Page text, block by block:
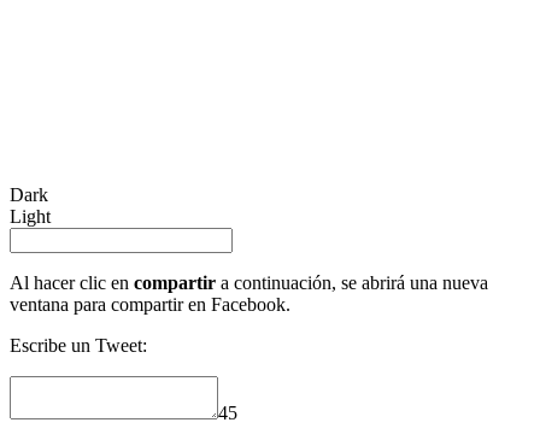
Dark
Light
Al hacer clic en compartir a continuación, se abrirá una nueva
ventana para compartir en Facebook.
Escribe un Tweet:
45